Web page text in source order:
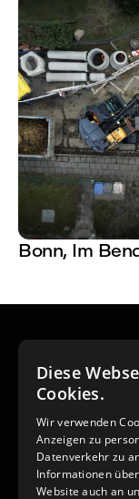
Bonn, Im
Karriere
Werde Teil
mit uns
Diese
Cookies.
Wir verwenden
Anzeigen zu
Datenverkehr zu
Informationen
Website auch an